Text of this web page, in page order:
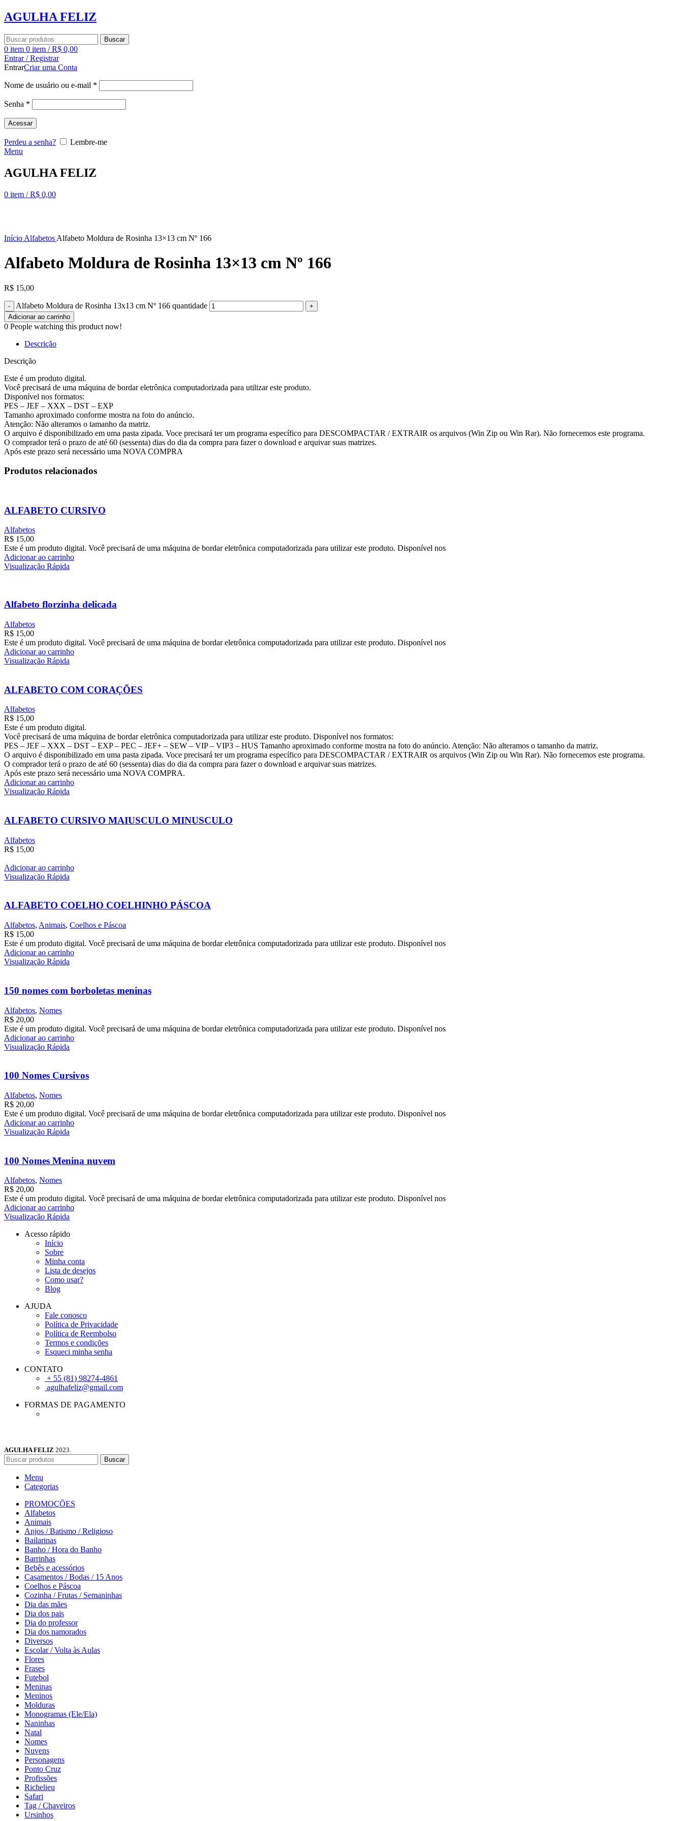
AGULHA FELIZ
Buscar
0 item 0 item / R$ 0,00
Entrar / Registrar
EntrarCriar uma Conta
Nome de usuário ou e-mail *
Senha *
Acessar
Perdeu a senha?
Lembre-me
Menu
AGULHA FELIZ
0 item / R$ 0,00
Início Alfabetos Alfabeto Moldura de Rosinha 13×13 cm Nº 166
Alfabeto Moldura de Rosinha 13×13 cm Nº 166
R$ 15,00
Alfabeto Moldura de Rosinha 13x13 cm Nº 166 quantidade
Adicionar ao carrinho
0 People watching this product now!
Descrição
Descrição
Este é um produto digital.
Você precisará de uma máquina de bordar eletrônica computadorizada para utilizar este produto.
Disponível nos formatos:
PES – JEF – XXX – DST – EXP
Tamanho aproximado conforme mostra na foto do anúncio.
Atenção: Não alteramos o tamanho da matriz.
O arquivo é disponibilizado em uma pasta zipada. Voce precisará ter um programa específico para DESCOMPACTAR / EXTRAIR os arquivos (Win Zip ou Win Rar). Não fornecemos este programa.
O comprador terá o prazo de até 60 (sessenta) dias do dia da compra para fazer o download e arquivar suas matrizes.
Após este prazo será necessário uma NOVA COMPRA
Produtos relacionados
ALFABETO CURSIVO
Alfabetos
R$ 15,00
Este é um produto digital. Você precisará de uma máquina de bordar eletrônica computadorizada para utilizar este produto. Disponível nos
Adicionar ao carrinho
Visualização Rápida
Alfabeto florzinha delicada
Alfabetos
R$ 15,00
Este é um produto digital. Você precisará de uma máquina de bordar eletrônica computadorizada para utilizar este produto. Disponível nos
Adicionar ao carrinho
Visualização Rápida
ALFABETO COM CORAÇÕES
Alfabetos
R$ 15,00
Este é um produto digital.
Você precisará de uma máquina de bordar eletrônica computadorizada para utilizar este produto. Disponível nos formatos:
PES – JEF – XXX – DST – EXP – PEC – JEF+ – SEW – VIP – VIP3 – HUS Tamanho aproximado conforme mostra na foto do anúncio. Atenção: Não alteramos o tamanho da matriz.
O arquivo é disponibilizado em uma pasta zipada. Voce precisará ter um programa específico para DESCOMPACTAR / EXTRAIR os arquivos (Win Zip ou Win Rar). Não fornecemos este programa.
O comprador terá o prazo de até 60 (sessenta) dias do dia da compra para fazer o download e arquivar suas matrizes.
Após este prazo será necessário uma NOVA COMPRA.
Adicionar ao carrinho
Visualização Rápida
ALFABETO CURSIVO MAIUSCULO MINUSCULO
Alfabetos
R$ 15,00
Adicionar ao carrinho
Visualização Rápida
ALFABETO COELHO COELHINHO PÁSCOA
Alfabetos, Animais, Coelhos e Páscoa
R$ 15,00
Este é um produto digital. Você precisará de uma máquina de bordar eletrônica computadorizada para utilizar este produto. Disponível nos
Adicionar ao carrinho
Visualização Rápida
150 nomes com borboletas meninas
Alfabetos, Nomes
R$ 20,00
Este é um produto digital. Você precisará de uma máquina de bordar eletrônica computadorizada para utilizar este produto. Disponível nos
Adicionar ao carrinho
Visualização Rápida
100 Nomes Cursivos
Alfabetos, Nomes
R$ 20,00
Este é um produto digital. Você precisará de uma máquina de bordar eletrônica computadorizada para utilizar este produto. Disponível nos
Adicionar ao carrinho
Visualização Rápida
100 Nomes Menina nuvem
Alfabetos, Nomes
R$ 20,00
Este é um produto digital. Você precisará de uma máquina de bordar eletrônica computadorizada para utilizar este produto. Disponível nos
Adicionar ao carrinho
Visualização Rápida
Acesso rápido
Início
Sobre
Minha conta
Lista de desejos
Como usar?
Blog
AJUDA
Fale conosco
Política de Privacidade
Política de Reembolso
Termos e condições
Esqueci minha senha
CONTATO
+ 55 (81) 98274-4861
agulhafeliz@gmail.com
FORMAS DE PAGAMENTO
AGULHA FELIZ 2023.
Buscar
Menu
Categorias
PROMOÇÕES
Alfabetos
Animais
Anjos / Batismo / Religioso
Bailarinas
Banho / Hora do Banho
Barrinhas
Bebês e acessórios
Casamentos / Bodas / 15 Anos
Coelhos e Páscoa
Cozinha / Frutas / Semaninhas
Dia das mães
Dia dos pais
Dia do professor
Dia dos namorados
Diversos
Escolar / Volta às Aulas
Flores
Frases
Futebol
Meninas
Meninos
Molduras
Monogramas (Ele/Ela)
Naninhas
Natal
Nomes
Nuvens
Personagens
Ponto Cruz
Profissões
Richelieu
Safari
Tag / Chaveiros
Ursinhos